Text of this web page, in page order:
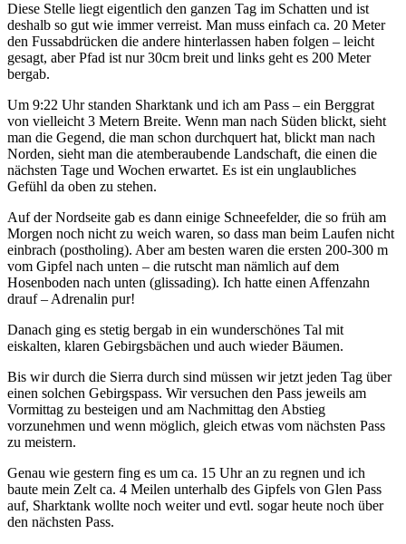
Diese Stelle liegt eigentlich den ganzen Tag im Schatten und ist
deshalb so gut wie immer verreist. Man muss einfach ca. 20 Meter
den Fussabdrücken die andere hinterlassen haben folgen – leicht
gesagt, aber Pfad ist nur 30cm breit und links geht es 200 Meter
bergab.
Um 9:22 Uhr standen Sharktank und ich am Pass – ein Berggrat
von vielleicht 3 Metern Breite. Wenn man nach Süden blickt, sieht
man die Gegend, die man schon durchquert hat, blickt man nach
Norden, sieht man die atemberaubende Landschaft, die einen die
nächsten Tage und Wochen erwartet. Es ist ein unglaubliches
Gefühl da oben zu stehen.
Auf der Nordseite gab es dann einige Schneefelder, die so früh am
Morgen noch nicht zu weich waren, so dass man beim Laufen nicht
einbrach (postholing). Aber am besten waren die ersten 200-300 m
vom Gipfel nach unten – die rutscht man nämlich auf dem
Hosenboden nach unten (glissading). Ich hatte einen Affenzahn
drauf – Adrenalin pur!
Danach ging es stetig bergab in ein wunderschönes Tal mit
eiskalten, klaren Gebirgsbächen und auch wieder Bäumen.
Bis wir durch die Sierra durch sind müssen wir jetzt jeden Tag über
einen solchen Gebirgspass. Wir versuchen den Pass jeweils am
Vormittag zu besteigen und am Nachmittag den Abstieg
vorzunehmen und wenn möglich, gleich etwas vom nächsten Pass
zu meistern.
Genau wie gestern fing es um ca. 15 Uhr an zu regnen und ich
baute mein Zelt ca. 4 Meilen unterhalb des Gipfels von Glen Pass
auf, Sharktank wollte noch weiter und evtl. sogar heute noch über
den nächsten Pass.